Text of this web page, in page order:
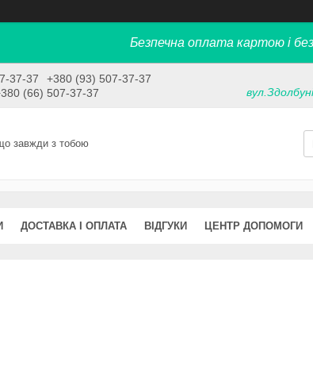
Безпечна оплата картою і
37-37
+380 (93) 507-37-37
(66) 507-37-37
завжди з тобою
ДОСТАВКА І ОПЛАТА ВІДГУКИ ЦЕНТР ДОПОМОГИ